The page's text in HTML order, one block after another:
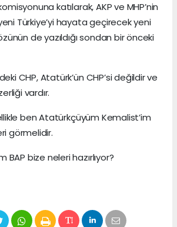
katılarak, AKP ve MHP’nin
Türkiye’yi hayata geçirecek yeni
de yazıldığı sondan bir önceki
CHP, Atatürk’ün CHP’si değildir ve
vardır.
ben Atatürkçüyüm Kemalist’im
görmelidir.
BAP bize neleri hazırlıyor?